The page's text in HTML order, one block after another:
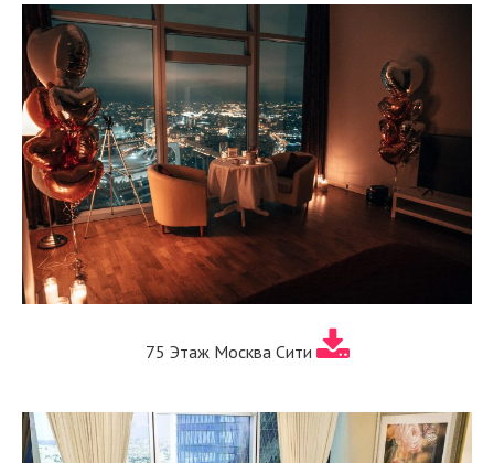
75 Этаж Москва Сити